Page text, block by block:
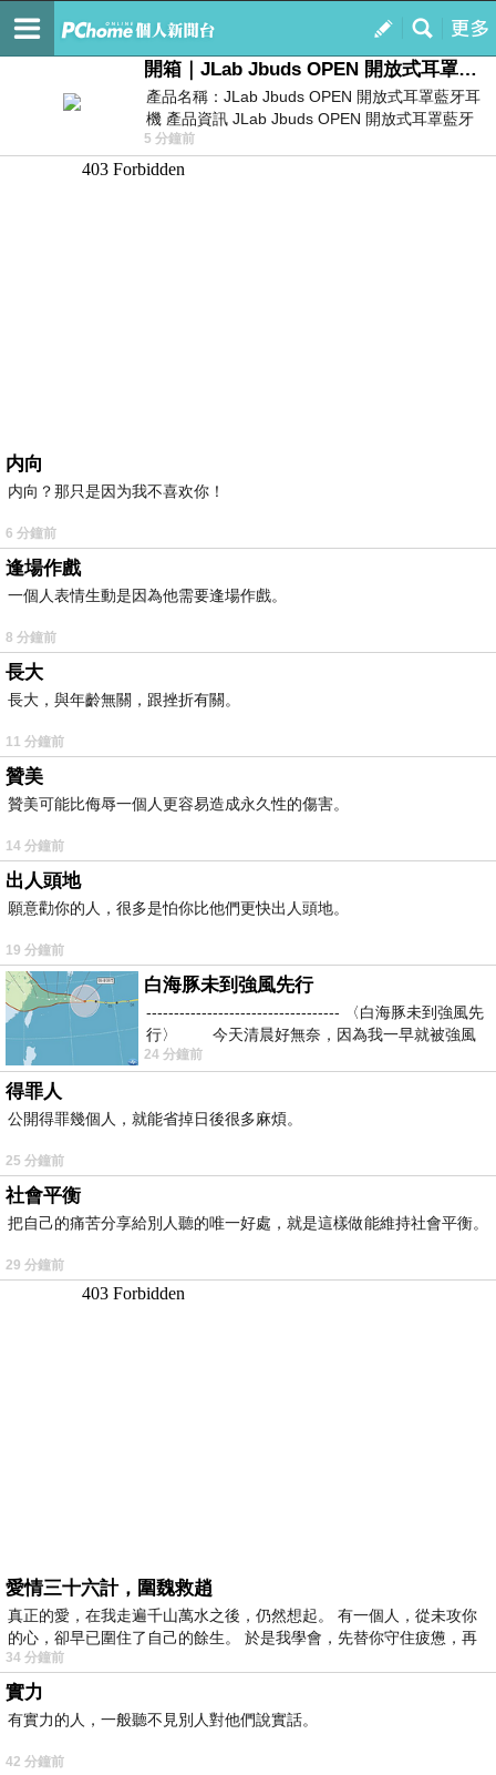
我的
最新文章
開箱｜JLab Jbuds OPEN 開放式耳罩藍牙耳機 - 設計美學，輕巧、透氣、環境音全物理達成！
產品名稱：JLab Jbuds OPEN 開放式耳罩藍牙耳
機 產品資訊 JLab Jbuds OPEN 開放式耳罩藍牙
耳機評語：非常有特色，值得喜愛美型工
5 分鐘前
内向
内向？那只是因为我不喜欢你！
6 分鐘前
逢場作戲
一個人表情生動是因為他需要逢場作戲。
8 分鐘前
長大
長大，與年齡無關，跟挫折有關。
11 分鐘前
贊美
贊美可能比侮辱一個人更容易造成永久性的傷害。
14 分鐘前
出人頭地
願意勸你的人，很多是怕你比他們更快出人頭地。
19 分鐘前
白海豚未到強風先行
----------------------------------- 〈白海豚未到強風先
行〉 今天清晨好無奈，因為我一早就被強風
24 分鐘前
得罪人
公開得罪幾個人，就能省掉日後很多麻煩。
25 分鐘前
社會平衡
把自己的痛苦分享給別人聽的唯一好處，就是這樣做能維持社會平衡。
29 分鐘前
愛情三十六計，圍魏救趙
真正的愛，在我走遍千山萬水之後，仍然想起。 有一個人，從未攻你
的心，卻早已圍住了自己的餘生。 於是我學會，先替你守住疲憊，再
34 分鐘前
實力
有實力的人，一般聽不見別人對他們說實話。
42 分鐘前